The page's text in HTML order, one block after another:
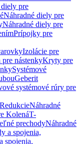
pre
Náhradné diely pre
Náhradné diely pre
Prípojky pre
Izolácie pre
pre nástenkyKryty pre
Systémové
Geberit
systémové rúry pre
RedukcieNáhradné
KolenáT-
prechodyNáhradné
a spojenia,
spojenia,